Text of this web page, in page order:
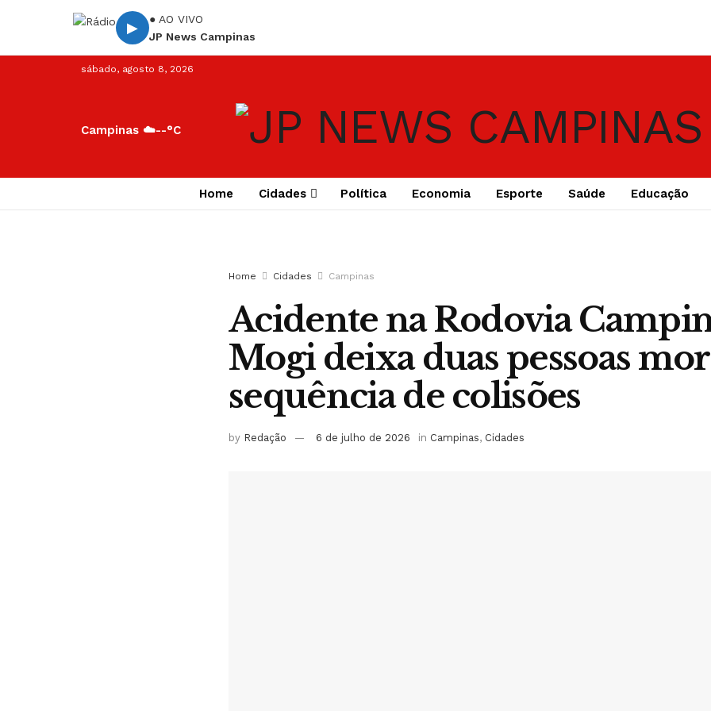
▶
● AO VIVO
JP News Campinas
sábado, agosto 8, 2026
Campinas ☁️--°C
Home Cidades Política Economia Esporte Saúde Educação
Home Cidades Campinas
Acidente na Rodovia
Mogi deixa duas pessoas
sequência de colisões
by Redação 6 de julho de 2026 in Campinas, Cidades